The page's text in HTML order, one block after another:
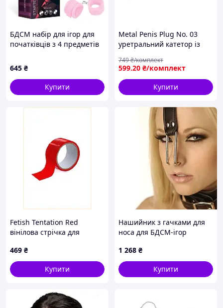
БДСМ набір для ігор для
початківців з 4 предметів
Bondage Set 4 Pieces
AllInOne
645 ₴
Купити
Metal Penis Plug No. 03
уретральний катетор із
сегментований довжина
90 мм діаметр 8 мм із
внутрішнім каналом
599.20 ₴/комплект
749₴/комплект
Купити
Fetish Tentation Red
вінілова стрічка для
12M66E636T
469 ₴
Купити
Нашийник з гачками для
носа для БДСМ-ігор
чорного кольору Bdsm4u
Nomax
1 268 ₴
Купити